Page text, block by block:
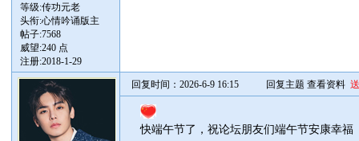
等级:传功元老
头衔:心情吟诵版主
帖子:7568
威望:240 点
注册:2018-1-29
回复时间：2026-6-9 16:15 回复主题 查看资料
快端午节了，祝论坛朋友们端午节安康幸福